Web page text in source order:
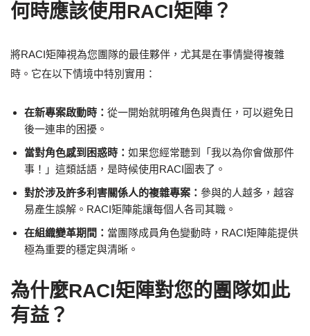
何時應該使用RACI矩陣？
將RACI矩陣視為您團隊的最佳夥伴，尤其是在事情變得複雜
時。它在以下情境中特別實用：
在新專案啟動時： 從一開始就明確角色與責任，可以避免日
後一連串的困擾。
當對角色感到困惑時： 如果您經常聽到「我以為你會做那件
事！」這類話語，是時候使用RACI圖表了。
對於涉及許多利害關係人的複雜專案： 參與的人越多，越容
易產生誤解。RACI矩陣能讓每個人各司其職。
在組織變革期間： 當團隊成員角色變動時，RACI矩陣能提供
極為重要的穩定與清晰。
為什麼RACI矩陣對您的團隊如此
有益？